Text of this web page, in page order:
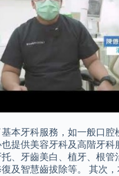
本牙科服務，如一般口腔
提供美容牙科及高階牙科
、牙齒美白、植牙、根管
及智慧齒拔除等。 其次